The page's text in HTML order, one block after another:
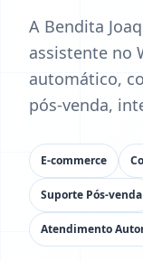
A Bendita
assistente no
automático,
pós-venda,
E-commerce
Suporte Pós-venda
Atendimento